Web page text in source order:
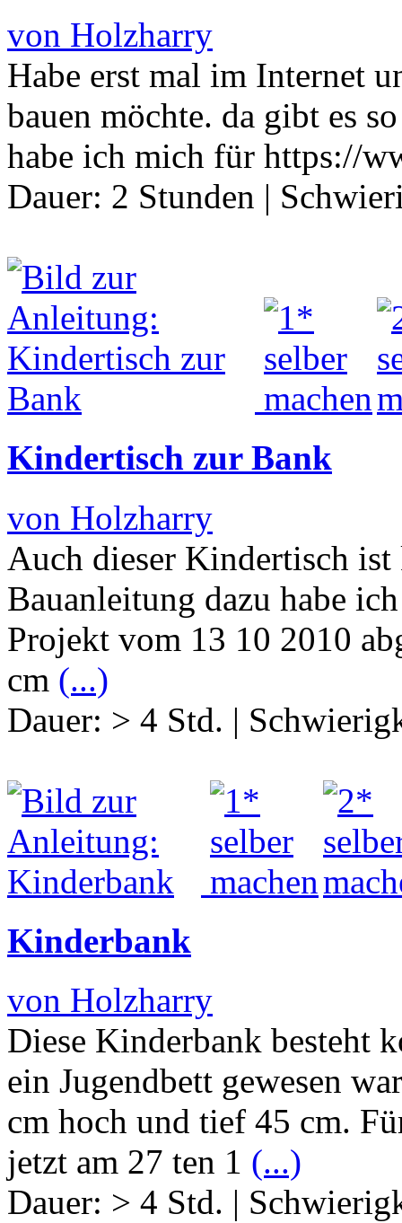
von Holzharry
Habe erst mal im Internet
bauen möchte. da gibt es
habe ich mich für https://
Dauer: 2 Stunden |
Kindertisch zur Bank
von Holzharry
Auch dieser Kindertisch
Bauanleitung dazu habe
Projekt vom 13 10 2010
cm (...)
Dauer: > 4 Std. |
Kinderbank
von Holzharry
Diese Kinderbank besteht
ein Jugendbett gewesen
cm hoch und tief 45 cm.
jetzt am 27 ten 1 (...)
Dauer: > 4 Std. |